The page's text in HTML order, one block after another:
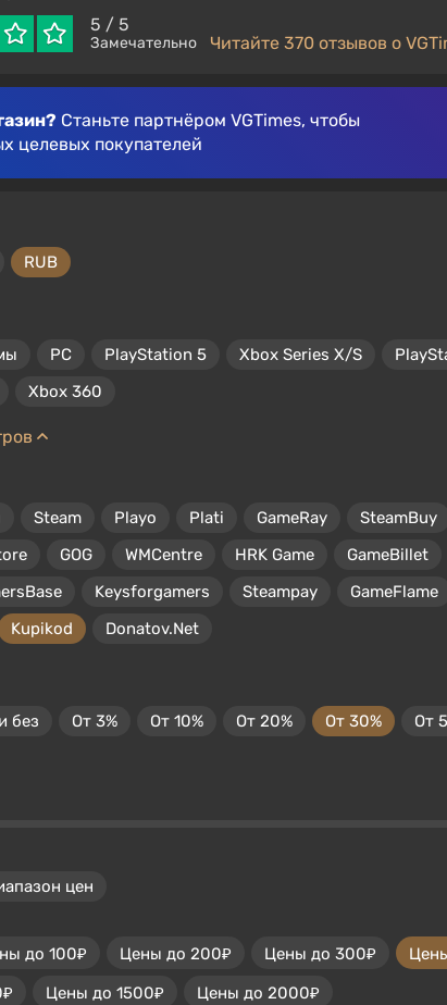
5 / 5
Замечательно Читайте 370 отзывов о
Станьте партнёром VGTimes, чтобы
целевых покупателей
RUB
PC PlayStation 5 Xbox Series X/S
Xbox 360
Steam Playo Plati GameRay SteamBuy
GOG WMCentre HRK Game GameBillet
Keysforgamers Steampay GameFlame
Kupikod Donatov.Net
без От 3% От 10% От 20% От 30% От
цен
до 100₽ Цены до 200₽ Цены до 300₽
Цены до 1500₽ Цены до 2000₽